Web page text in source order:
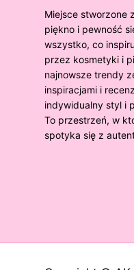
Miejsce stworzone
piękno i pewność
wszystko, co
przez kosmetyki i
najnowsze trendy
inspiracjami i
indywidualny styl i
To przestrzeń, w
spotyka się z